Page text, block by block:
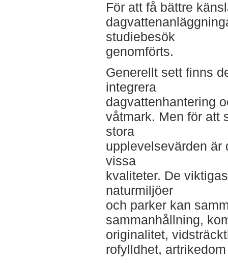
För att få bättre
studiebesök
genomförts.
Generellt sett finns
integrera
dagvattenhantering
våtmark. Men för att
stora
upplevelsevärden är
vissa
kvaliteter. De
naturmiljöer
och parker kan
sammanhållning,
originalitet,
rofylldhet,